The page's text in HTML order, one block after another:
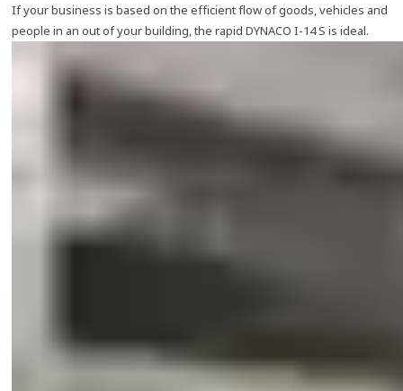
If your business is based on the efficient flow of goods, vehicles and
people in an out of your building, the rapid DYNACO I-14 S is ideal.